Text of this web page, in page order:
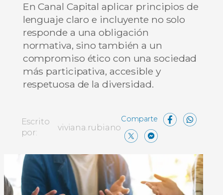
En Canal Capital aplicar principios de
lenguaje claro e incluyente no solo
responde a una obligación
normativa, sino también a un
compromiso ético con una sociedad
más participativa, accesible y
respetuosa de la diversidad.
Escrito
por:
viviana.rubiano
X